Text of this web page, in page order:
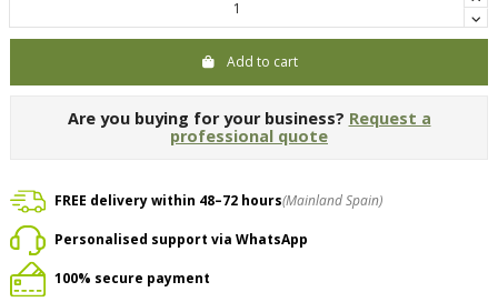
Add to cart
Are you buying for your business? Request a
professional quote
FREE delivery within 48–72 hours(Mainland Spain)
Personalised support via WhatsApp
100% secure payment